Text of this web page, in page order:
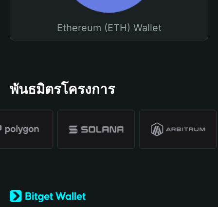
Ethereum (ETH) Wallet
พันธมิตรโครงการ